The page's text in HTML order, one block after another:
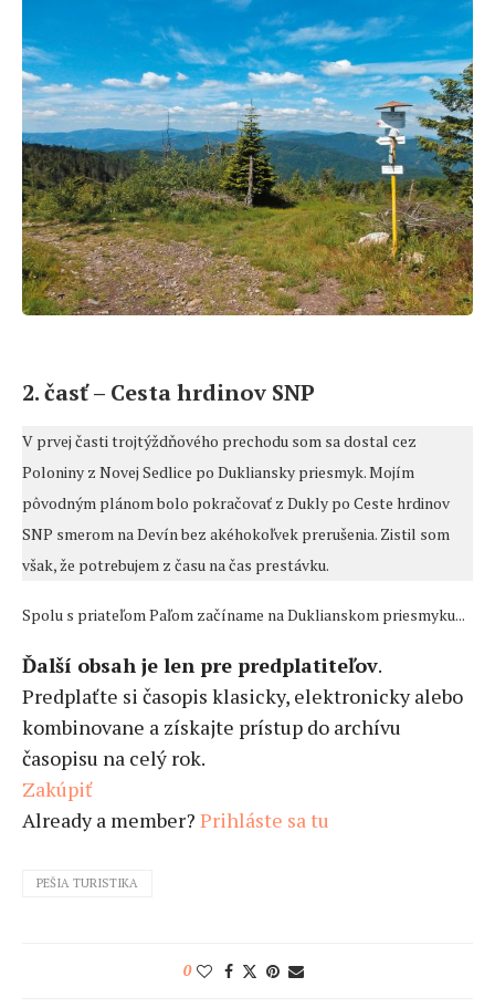
2. časť – Cesta hrdinov SNP
V prvej časti trojtýždňového prechodu som sa dostal cez
Poloniny z Novej Sedlice po Dukliansky priesmyk. Mojím
pôvodným plánom bolo pokračovať z Dukly po Ceste hrdinov
SNP smerom na Devín bez akéhokoľvek prerušenia. Zistil som
však, že potrebujem z času na čas prestávku.
Spolu s priateľom Paľom začíname na Duklianskom priesmyku...
Ďalší obsah je len pre predplatiteľov.
Predplaťte si časopis klasicky, elektronicky alebo
kombinovane a získajte prístup do archívu
časopisu na celý rok.
Zakúpiť
Already a member? Prihláste sa tu
PEŠIA TURISTIKA
0